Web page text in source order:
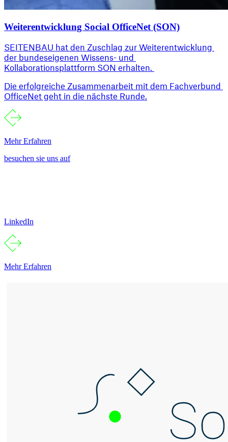
Weiterentwicklung Social OfficeNet (SON)
SEITENBAU hat den Zuschlag zur Weiterentwicklung
der bundeseigenen Wissens- und
Kollaborationsplattform SON erhalten.
Die erfolgreiche Zusammenarbeit mit dem Fachverbund
OfficeNet geht in die nächste Runde.
Mehr Erfahren
besuchen sie uns auf
LinkedIn
Mehr Erfahren